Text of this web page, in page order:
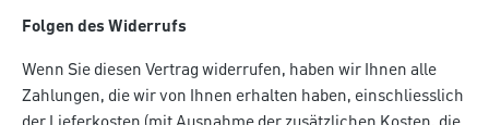
Folgen des Widerrufs
Wenn Sie diesen Vertrag widerrufen, haben wir Ihnen alle
Zahlungen, die wir von Ihnen erhalten haben, einschliesslich